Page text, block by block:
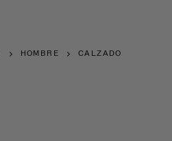
HOMBRE CALZADO